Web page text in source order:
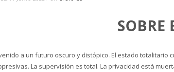
SOBRE
a un futuro oscuro y distópico. El estado totalitario
La supervisión es total. La privacidad está